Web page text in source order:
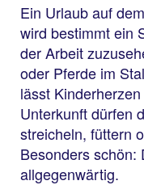
Ein Urlaub auf
wird bestimmt ein
der Arbeit
oder Pferde im
lässt
Unterkunft dürfen
streicheln, füttern
Besonders schön:
allgegenwärtig.